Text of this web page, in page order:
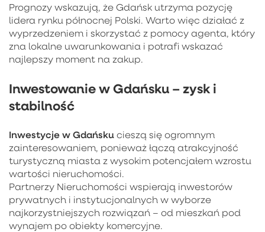
Prognozy wskazują, że Gdańsk utrzyma pozycję
lidera rynku północnej Polski. Warto więc działać z
wyprzedzeniem i skorzystać z pomocy agenta, który
zna lokalne uwarunkowania i potrafi wskazać
najlepszy moment na zakup.
Inwestowanie w Gdańsku – zysk i
stabilność
Inwestycje w Gdańsku cieszą się ogromnym
zainteresowaniem, ponieważ łączą atrakcyjność
turystyczną miasta z wysokim potencjałem wzrostu
wartości nieruchomości.
Partnerzy Nieruchomości wspierają inwestorów
prywatnych i instytucjonalnych w wyborze
najkorzystniejszych rozwiązań – od mieszkań pod
wynajem po obiekty komercyjne.